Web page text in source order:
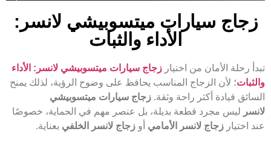
زجاج سيارات ميتسوبيشي لانسر:
الأداء والثبات
تبدأ رحلة الأمان من اختيار زجاج سيارات ميتسوبيشي لانسر: الأداء
والثبات؛ لأن الزجاج المناسب يحافظ على وضوح الرؤية، لذلك يمنح
السائق قيادة أكثر راحة وثقة. زجاج سيارات ميتسوبيشي
لانسر ليس مجرد قطعة بديلة، بل عنصر مهم في الحماية، خصوصًا
عند اختيار زجاج لانسر الأمامي أو زجاج لانسر الخلفي بعناية.